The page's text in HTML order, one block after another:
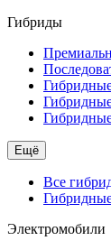
Гибриды
Ещё
Все
Электромобили